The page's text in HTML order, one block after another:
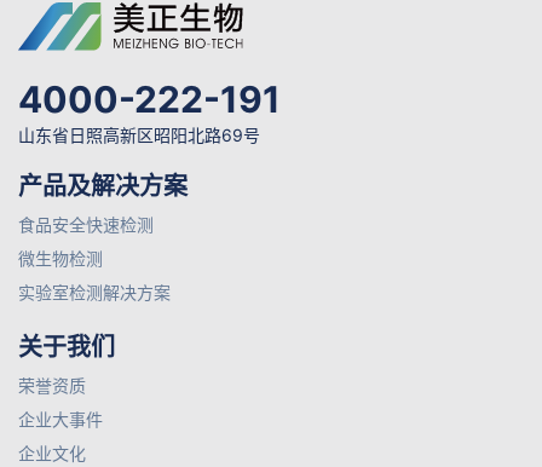
4000-222-191
山东省日照高新区昭阳北路69号
产品及解决方案
食品安全快速检测
微生物检测
实验室检测解决方案
关于我们
荣誉资质
企业大事件
企业文化